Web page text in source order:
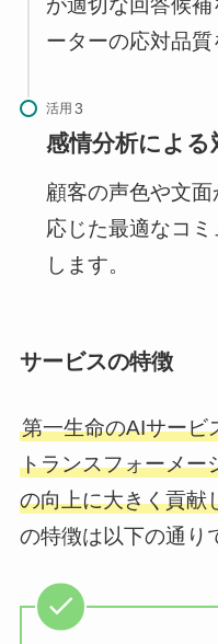
ーターの応対品質
活用
感情分析による
顧客の声色や文
応じた最適なコ
します。
サービスの特徴
第一生命のAIサービ
トランスフォーメー
の向上に大きく貢献
の特徴は以下の通り